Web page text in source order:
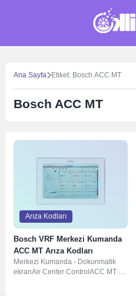
Ana Sayfa Etiket: Bosch ACC MT
Bosch ACC MT
Arıza Kodları
Bosch VRF Merkezi Kumanda
ACC MT Arıza Kodları
Merkezi Kumanda - Dokunmatik
ekranAir Center ControlACC MT -